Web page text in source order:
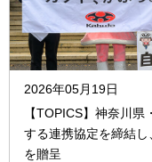
2026年05月19日
【TOPICS】神奈川
する連携協定を締結
を贈呈